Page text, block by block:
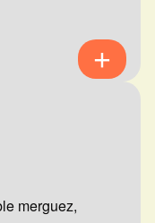
merguez,